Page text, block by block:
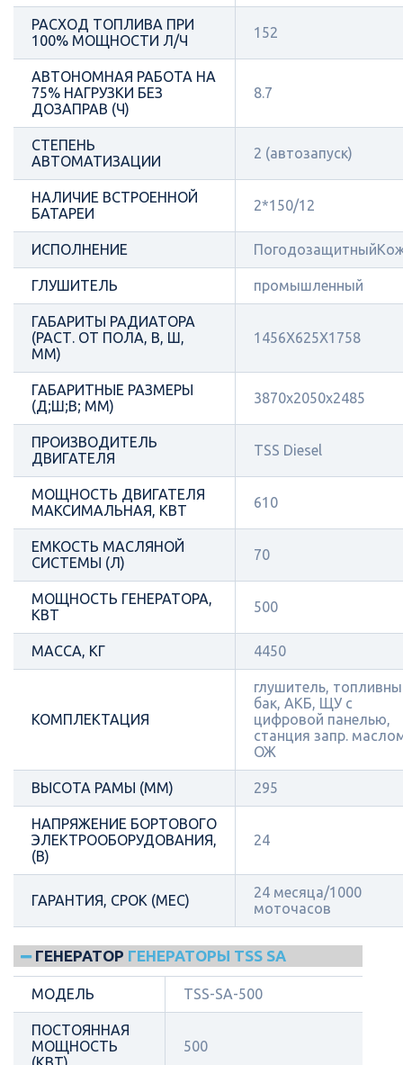
РАСХОД ТОПЛИВА ПРИ
100% МОЩНОСТИ Л/Ч
152
АВТОНОМНАЯ РАБОТА НА
75% НАГРУЗКИ БЕЗ
ДОЗАПРАВ (Ч)
8.7
СТЕПЕНЬ
АВТОМАТИЗАЦИИ
2 (автозапуск)
НАЛИЧИЕ ВСТРОЕННОЙ
БАТАРЕИ
2*150/12
ИСПОЛНЕНИЕ
ГЛУШИТЕЛЬ промышленный
ГАБАРИТЫ РАДИАТОРА
(РАСТ. ОТ ПОЛА, В, Ш,
ММ)
1456X625X1758
ГАБАРИТНЫЕ РАЗМЕРЫ
(Д;Ш;В; ММ)
3870x2050x2485
ПРОИЗВОДИТЕЛЬ
ДВИГАТЕЛЯ
TSS Diesel
МОЩНОСТЬ ДВИГАТЕЛЯ
МАКСИМАЛЬНАЯ, КВТ
610
ЕМКОСТЬ МАСЛЯНОЙ
СИСТЕМЫ (Л)
70
МОЩНОСТЬ ГЕНЕРАТОРА,
КВТ
500
МАССА, КГ 4450
КОМПЛЕКТАЦИЯ
глушитель,
бак, АКБ, ЩУ с
цифровой панелью,
станция запр.
ОЖ
ВЫСОТА РАМЫ (ММ) 295
НАПРЯЖЕНИЕ БОРТОВОГО
ЭЛЕКТРООБОРУДОВАНИЯ,
(В)
24
ГАРАНТИЯ, СРОК (МЕС)
24 месяца/1000
моточасов
ГЕНЕРАТОР ГЕНЕРАТОРЫ TSS SA
МОДЕЛЬ TSS-SA-500
ПОСТОЯННАЯ
МОЩНОСТЬ
500